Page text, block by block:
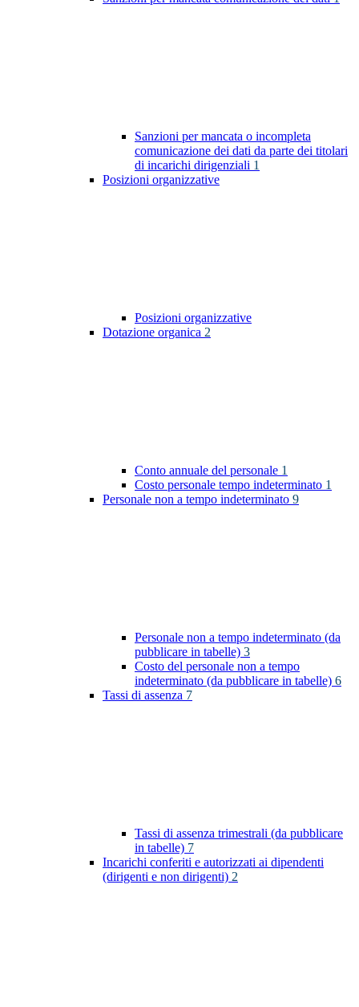
Sanzioni per mancata o incompleta
comunicazione dei dati da parte dei titolari
di incarichi dirigenziali 1
Posizioni organizzative
Posizioni organizzative
Dotazione organica 2
Conto annuale del personale 1
Costo personale tempo indeterminato 1
Personale non a tempo indeterminato 9
Personale non a tempo indeterminato (da
pubblicare in tabelle) 3
Costo del personale non a tempo
indeterminato (da pubblicare in tabelle) 6
Tassi di assenza 7
Tassi di assenza trimestrali (da pubblicare
in tabelle) 7
Incarichi conferiti e autorizzati ai dipendenti
(dirigenti e non dirigenti) 2